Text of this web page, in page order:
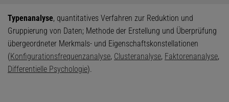
Typenanalyse, quantitatives Verfahren zur Reduktion und
Gruppierung von Daten; Methode der Erstellung und Überprüfung
übergeordneter Merkmals- und Eigenschaftskonstellationen
(Konfigurationsfrequenzanalyse, Clusteranalyse, Faktorenanalyse,
Differentielle Psychologie).